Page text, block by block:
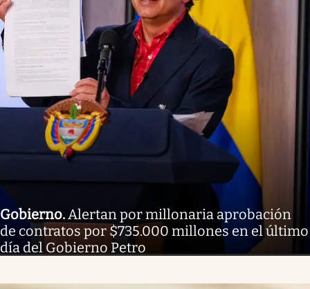
Gobierno. Alertan por millonaria aprobación
de contratos por $735.000 millones en el último
día del Gobierno Petro